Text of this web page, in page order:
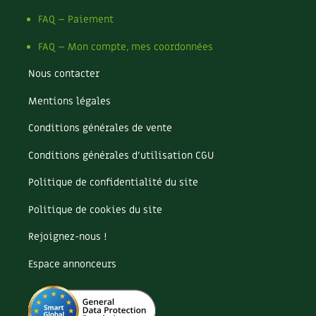
Société et alternatives
Vivre l’écologie
Protéger la nature
Actions pour la planète
Les 4 saisons
Archives
FAQ – Paiement
FAQ – Mon compte, mes coordonnées
Nous contacter
Mentions légales
Conditions générales de vente
Conditions générales d’utilisation CGU
Politique de confidentialité du site
Politique de cookies du site
Rejoignez-nous !
Espace annonceurs